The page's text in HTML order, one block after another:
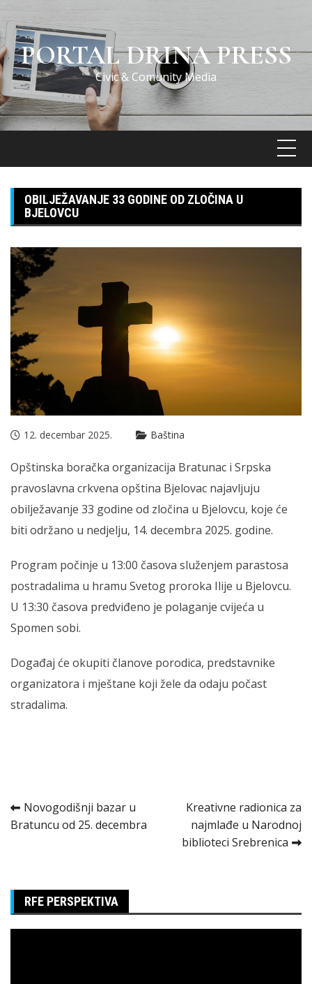
Skip
to
contentPORTAL DRINA PRESS
Civic & Comunity Media
OBILJEŽAVANJE 33 GODINE OD ZLOČINA U
BJELOVCU
12. decembar 2025. Baština
Opštinska boračka organizacija Bratunac i Srpska
pravoslavna crkvena opština Bjelovac najavljuju
obilježavanje 33 godine od zločina u Bjelovcu, koje će
biti održano u nedjelju, 14. decembra 2025. godine.
Program počinje u 13:00 časova služenjem parastosa
postradalima u hramu Svetog proroka Ilije u Bjelovcu.
U 13:30 časova predviđeno je polaganje cvijeća u
Spomen sobi.
Događaj će okupiti članove porodica, predstavnike
organizatora i mještane koji žele da odaju počast
stradalima.
Kretanje
članka
Novogodišnji bazar u
Bratuncu od 25. decembra
Kreativne radionica za
najmlađe u Narodnoj
biblioteci Srebrenica
RFE PERSPEKTIVA